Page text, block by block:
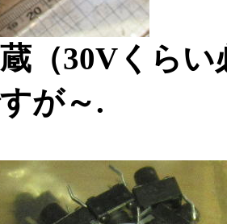
（30Vくら
が～.